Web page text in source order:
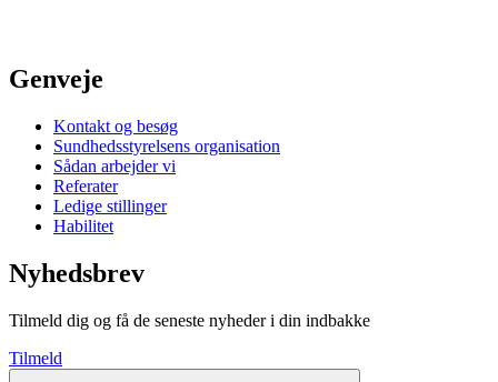
Genveje
Kontakt og besøg
Sundhedsstyrelsens organisation
Sådan arbejder vi
Referater
Ledige stillinger
Habilitet
Nyhedsbrev
Tilmeld dig og få de seneste nyheder i din indbakke
Tilmeld